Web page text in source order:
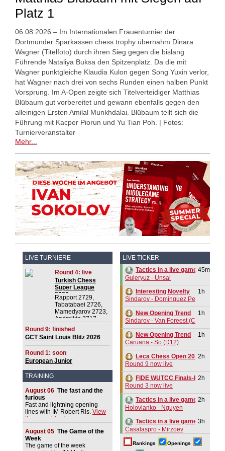
Platz 1
06.08.2026 – Im Internationalen Frauenturnier der
Dortmunder Sparkassen chess trophy übernahm Dinara
Wagner (Titelfoto) durch ihren Sieg gegen die bislang
Führende Nataliya Buksa den Spitzenplatz. Da die mit
Wagner punktgleiche Klaudia Kulon gegen Song Yuxin verlor,
hat Wagner nach drei von sechs Runden einen halben Punkt
Vorsprung. Im A-Open zeigte sich Titelverteidiger Matthias
Blübaum gut vorbereitet und gewann ebenfalls gegen den
alleinigen Ersten Amilal Munkhdalai. Blübaum teilt sich die
Führung mit Kacper Piorun und Yu Tian Poh. | Fotos:
Turnierveranstalter
Mehr...
LIVE TURNIERE
Round 4: live
Turkish Chess
Super League
2026
Rapport 2729,
Tabatabaei 2726,
Mamedyarov 2723,
Andreikin 2717,
Erdogmus 2716
Round 9: finished
GCT Saint Louis Blitz 2026
Round 1: soon
European Junior
TRAINING
August 06 The fast and the
furious
Fast and lightning opening
lines with IM Robert Ris. View
the new video!
August 05 The Game of the
Week
The game of the week
LIVE TICKER
Tactics in a live game
Guleryuz - Unsal
45m
Interesting Novelty
Sindarov - Dominguez Perez (C54)
1h
New Opening Trend
Sindarov - Van Foreest (C50)
1h
New Opening Trend
Caruana - So (D12)
1h
Leca Chess Open 2026
Round 9 now live
2h
FIDE WUTCC Finals-Pool-A
Round 3 now live
2h
Tactics in a live game
Holovianko - Nguyen
2h
Tactics in a live game
Casalaspro - Mirzoev
3h
Tactics in a live game3h
Rankings Openings